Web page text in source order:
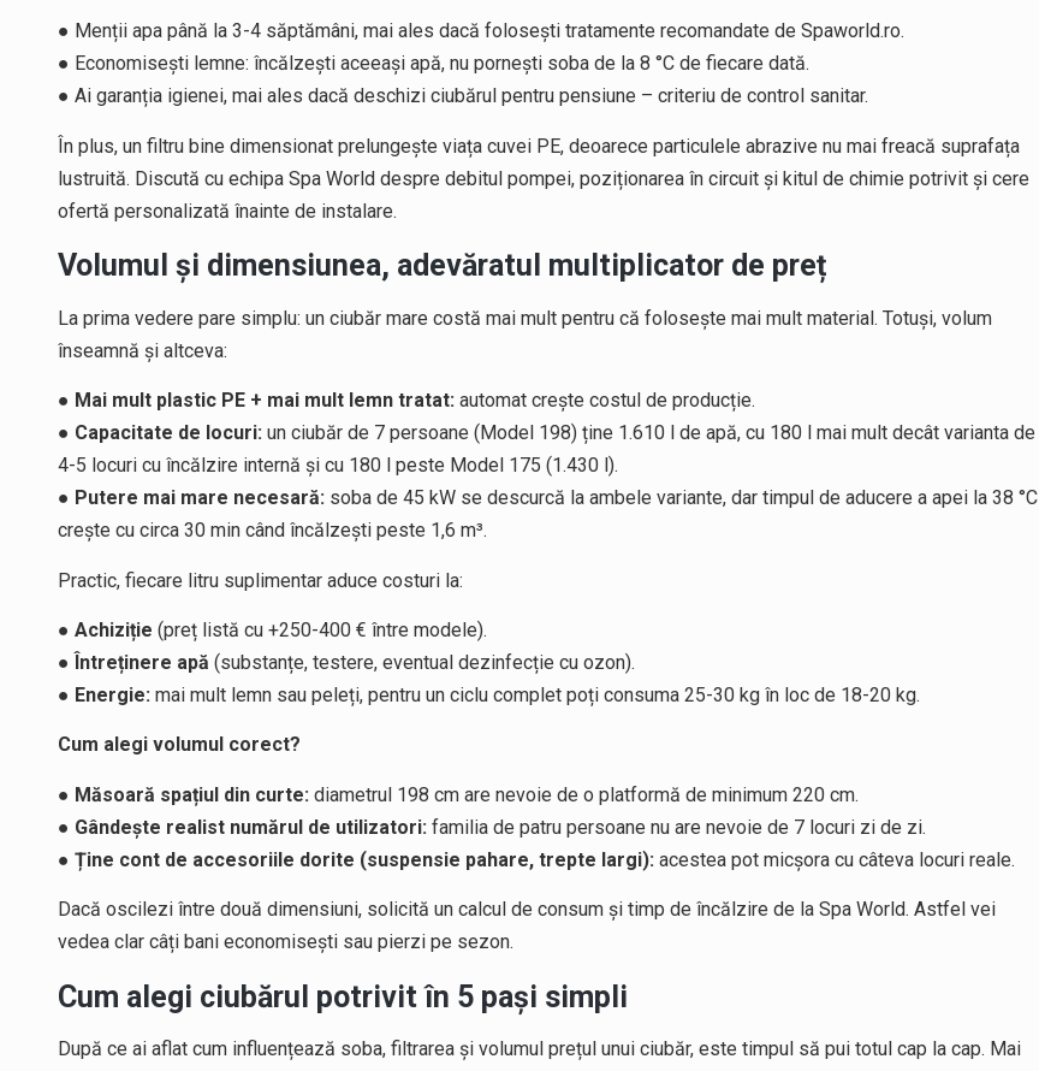
● Menții apa până la 3-4 săptămâni, mai ales dacă folosești tratamente recomandate de Spaworld.ro.
● Economisești lemne: încălzești aceeași apă, nu pornești soba de la 8 °C de fiecare dată.
● Ai garanția igienei, mai ales dacă deschizi ciubărul pentru pensiune – criteriu de control sanitar.
În plus, un filtru bine dimensionat prelungește viața cuvei PE, deoarece particulele abrazive nu mai freacă suprafața
lustruită. Discută cu echipa Spa World despre debitul pompei, poziționarea în circuit și kitul de chimie potrivit și cere
ofertă personalizată înainte de instalare.
Volumul și dimensiunea, adevăratul multiplicator de preț
La prima vedere pare simplu: un ciubăr mare costă mai mult pentru că folosește mai mult material. Totuși, volum
înseamnă și altceva:
● Mai mult plastic PE + mai mult lemn tratat: automat crește costul de producție.
● Capacitate de locuri: un ciubăr de 7 persoane (Model 198) ține 1.610 l de apă, cu 180 l mai mult decât varianta de
4-5 locuri cu încălzire internă și cu 180 l peste Model 175 (1.430 l).
● Putere mai mare necesară: soba de 45 kW se descurcă la ambele variante, dar timpul de aducere a apei la 38 °C
crește cu circa 30 min când încălzești peste 1,6 m³.
Practic, fiecare litru suplimentar aduce costuri la:
● Achiziție (preț listă cu +250-400 € între modele).
● Întreținere apă (substanțe, testere, eventual dezinfecție cu ozon).
● Energie: mai mult lemn sau peleți, pentru un ciclu complet poți consuma 25-30 kg în loc de 18-20 kg.
Cum alegi volumul corect?
● Măsoară spațiul din curte: diametrul 198 cm are nevoie de o platformă de minimum 220 cm.
● Gândește realist numărul de utilizatori: familia de patru persoane nu are nevoie de 7 locuri zi de zi.
● Ține cont de accesoriile dorite (suspensie pahare, trepte largi): acestea pot micșora cu câteva locuri reale.
Dacă oscilezi între două dimensiuni, solicită un calcul de consum și timp de încălzire de la Spa World. Astfel vei
vedea clar câți bani economisești sau pierzi pe sezon.
Cum alegi ciubărul potrivit în 5 pași simpli
După ce ai aflat cum influențează soba, filtrarea și volumul prețul unui ciubăr, este timpul să pui totul cap la cap. Mai